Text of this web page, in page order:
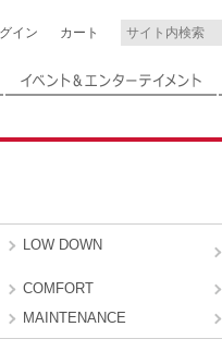
イン カート
LOW DOWN
COMFORT
MAINTENANCE